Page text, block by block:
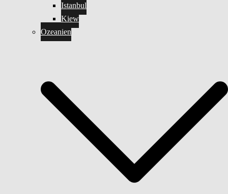
Istanbul
Kiew
Ozeanien